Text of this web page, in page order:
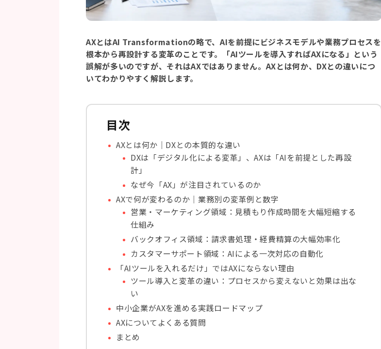
AXとはAI Transformationの略で、AIを前提にビジネスモデルや業務プロセスを
根本から再設計する変革のことです。「AIツールを導入すればAXになる」という
誤解が多いのですが、それはAXではありません。AXとは何か、DXとの違いにつ
いてわかりやすく解説します。
目次
AXとは何か｜DXとの本質的な違い
DXは「デジタル化による変革」、AXは「AIを前提とした再設
計」
なぜ今「AX」が注目されているのか
AXで何が変わるのか｜業務別の変革例と数字
営業・マーケティング領域：見積もり作成時間を大幅短縮する
仕組み
バックオフィス領域：請求書処理・経費精算の大幅効率化
カスタマーサポート領域：AIによる一次対応の自動化
「AIツールを入れるだけ」ではAXにならない理由
ツール導入と変革の違い：プロセスから変えないと効果は出な
い
中小企業がAXを進める実践ロードマップ
AXについてよくある質問
まとめ